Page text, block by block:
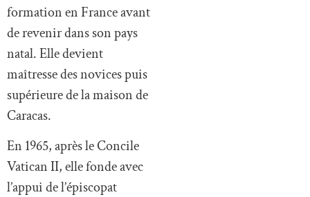
formation en France avant
de revenir dans son pays
natal. Elle devient
maîtresse des novices puis
supérieure de la maison de
Caracas.
En 1965, après le Concile
Vatican II, elle fonde avec
l’appui de l’épiscopat